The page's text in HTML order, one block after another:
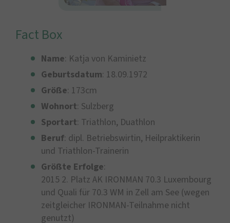
Fact Box
Name: Katja von Kaminietz
Geburtsdatum: 18.09.1972
Größe: 173cm
Wohnort: Sulzberg
Sportart: Triathlon, Duathlon
Beruf: dipl. Betriebswirtin, Heilpraktikerin
und Triathlon-Trainerin
Größte Erfolge:
2015 2. Platz AK IRONMAN 70.3 Luxembourg
und Quali für 70.3 WM in Zell am See (wegen
zeitgleicher IRONMAN-Teilnahme nicht
genutzt)